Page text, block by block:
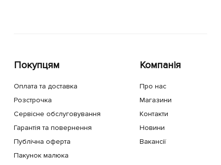
Покупцям
Оплата та доставка
Розстрочка
Сервісне обслуговування
Гарантія та повернення
Публічна оферта
Пакунок малюка
Компанія
Про нас
Магазини
Контакти
Новини
Вакансії